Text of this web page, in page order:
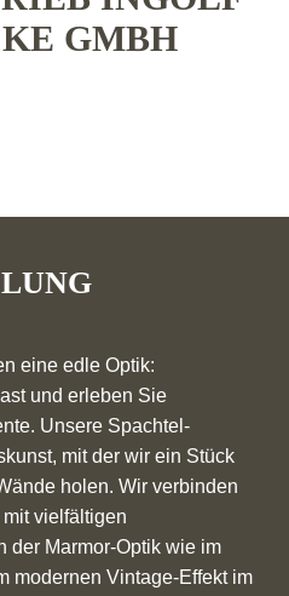
GMBH
eine edle Optik:
und erleben Sie
Unsere Spachtel-
mit der wir ein Stück
holen. Wir verbinden
vielfältigen
der Marmor-Optik wie im
modernen Vintage-Effekt im